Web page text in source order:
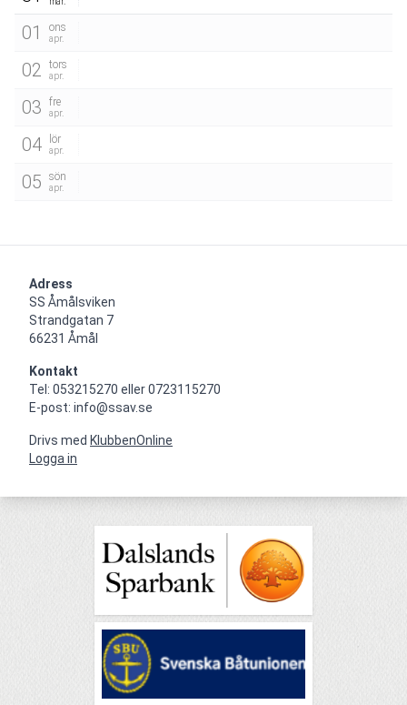
01 ons
apr.
02 tors
apr.
03 fre
apr.
04 lör
apr.
05 sön
apr.
Adress
SS Åmålsviken
Strandgatan 7
66231 Åmål
Kontakt
Tel: 053215270 eller 0723115270
E-post: info@ssav.se
Drivs med KlubbenOnline
Logga in